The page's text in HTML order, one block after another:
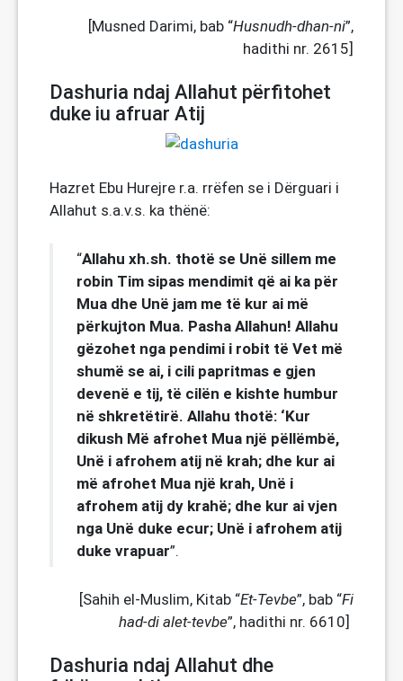
[Musned Darimi, bab “Husnudh-dhan-ni”,
hadithi nr. 2615]
Dashuria ndaj Allahut përfitohet
duke iu afruar Atij
Hazret Ebu Hurejre r.a. rrëfen se i Dërguari i
Allahut s.a.v.s. ka thënë:
“Allahu xh.sh. thotë se Unë sillem me
robin Tim sipas mendimit që ai ka për
Mua dhe Unë jam me të kur ai më
përkujton Mua. Pasha Allahun! Allahu
gëzohet nga pendimi i robit të Vet më
shumë se ai, i cili papritmas e gjen
devenë e tij, të cilën e kishte humbur
në shkretëtirë. Allahu thotë: ‘Kur
dikush Më afrohet Mua një pëllëmbë,
Unë i afrohem atij në krah; dhe kur ai
më afrohet Mua një krah, Unë i
afrohem atij dy krahë; dhe kur ai vjen
nga Unë duke ecur; Unë i afrohem atij
duke vrapuar”.
[Sahih el-Muslim, Kitab “Et-Tevbe”, bab “Fi
had-di alet-tevbe”, hadithi nr. 6610]
Dashuria ndaj Allahut dhe